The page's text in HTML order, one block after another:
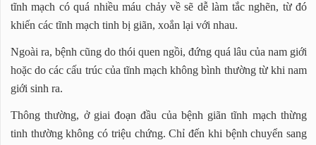
tĩnh mạch có quá nhiều máu chảy về sẽ dễ làm tắc nghẽn, từ đó
khiến các tĩnh mạch tinh bị giãn, xoắn lại với nhau.
Ngoài ra, bệnh cũng do thói quen ngồi, đứng quá lâu của nam giới
hoặc do các cấu trúc của tĩnh mạch không bình thường từ khi nam
giới sinh ra.
Thông thường, ở giai đoạn đầu của bệnh giãn tĩnh mạch thừng
tinh thường không có triệu chứng. Chỉ đến khi bệnh chuyển sang